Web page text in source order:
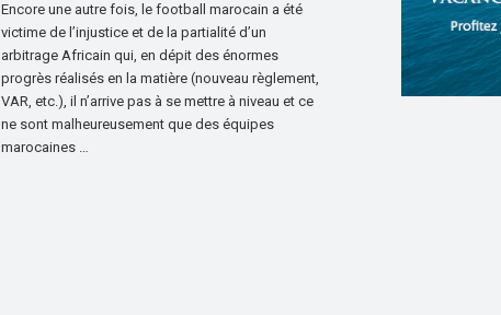
Encore une autre fois, le football marocain a été
victime de l’injustice et de la partialité d’un
arbitrage Africain qui, en dépit des énormes
progrès réalisés en la matière (nouveau règlement,
VAR, etc.), il n’arrive pas à se mettre à niveau et ce
ne sont malheureusement que des équipes
marocaines …